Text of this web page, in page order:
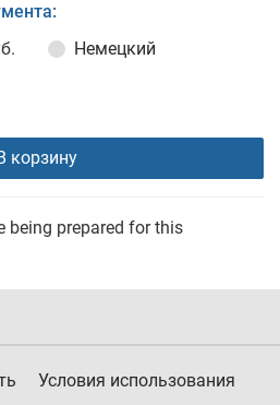
Немецкий
корзину
being prepared for this
Условия использования